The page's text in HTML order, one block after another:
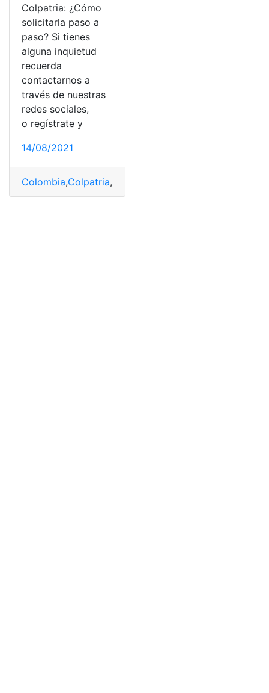
Colpatria: ¿Cómo
solicitarla paso a
paso? Si tienes
alguna inquietud
recuerda
contactarnos a
través de nuestras
redes sociales,
o regístrate y
14/08/2021
Colombia,Colpatria,